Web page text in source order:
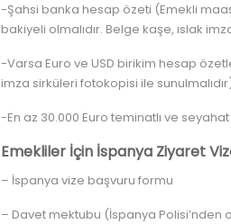
-Şahsi banka hesap özeti (Emekli
bakiyeli olmalıdır. Belge kaşe, ıslak
-Varsa Euro ve USD birikim hesap
imza sirküleri fotokopisi ile
-En az 30.000 Euro teminatlı ve
Emekliler İçin İspanya Ziyaret
– İspanya vize başvuru formu
– Davet mektubu (İspanya Polisi’nden